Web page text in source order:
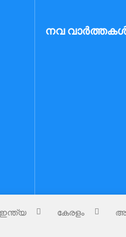
നവ
ഇന്ത്യ കേരളം